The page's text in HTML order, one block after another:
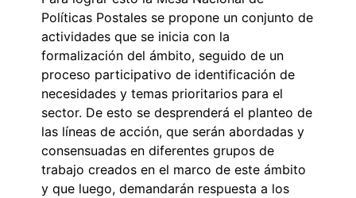
Políticas Postales se propone un conjunto de
actividades que se inicia con la
formalización del ámbito, seguido de un
proceso participativo de identificación de
necesidades y temas prioritarios para el
sector. De esto se desprenderá el planteo de
las líneas de acción, que serán abordadas y
consensuadas en diferentes grupos de
trabajo creados en el marco de este ámbito
y que luego, demandarán respuesta a los